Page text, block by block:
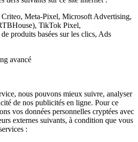
Meta-Pixel, Microsoft Advertising,
TikTok Pixel,
produits basées sur les clics, Ads
avancé
nous pouvons mieux suivre, analyser
de nos publicités en ligne. Pour ce
vos données personnelles cryptées avec
externes suivants, à condition que vous
: